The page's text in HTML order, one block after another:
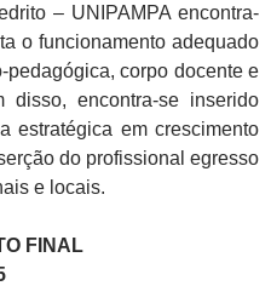
– UNIPAMPA encontra-
o funcionamento adequado
corpo docente e
disso, encontra-se inserido
estratégica em crescimento
do profissional egresso
e locais.
FINAL